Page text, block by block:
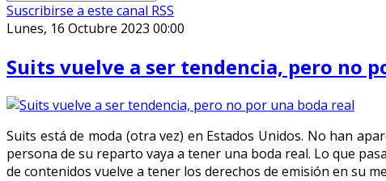
Suscribirse a este canal RSS
Lunes, 16 Octubre 2023 00:00
Suits vuelve a ser tendencia, pero no
Suits está de moda (otra vez) en Estados Unidos. No han
persona de su reparto vaya a tener una boda real. Lo que
de contenidos vuelve a tener los derechos de emisión en su